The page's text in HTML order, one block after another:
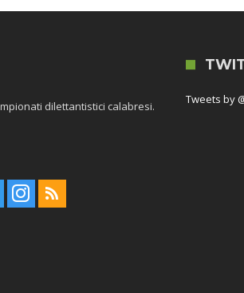
dilettantistici calabresi. Tweets by